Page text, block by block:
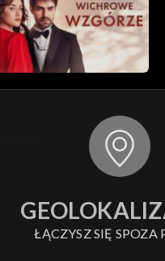
ŁĄCZYSZ SIĘ SPOZA